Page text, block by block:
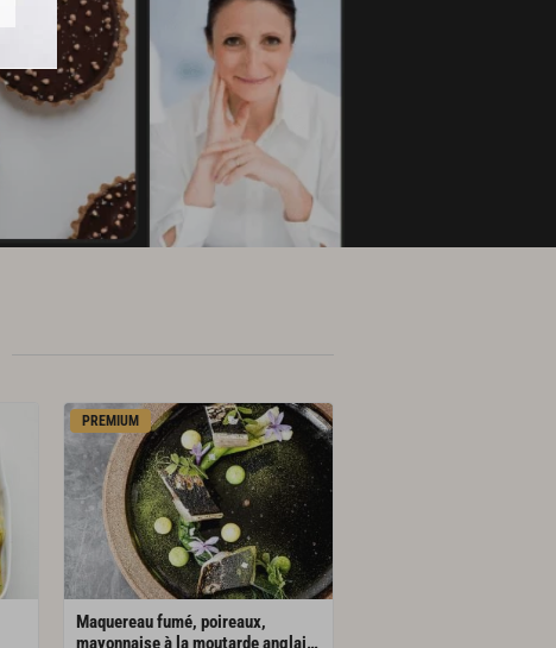
PREMIUM
Maquereau fumé, poireaux,
mayonnaise à la moutarde anglaise et livèche